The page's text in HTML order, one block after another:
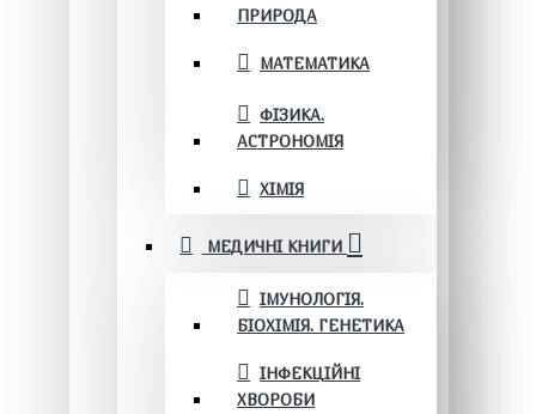
ПРИРОДА
МАТЕМАТИКА
ФІЗИКА.
АСТРОНОМІЯ
ХІМІЯ
МЕДИЧНІ КНИГИ
ІМУНОЛОГІЯ.
БІОХІМІЯ. ГЕНЕТИКА
ІНФЕКЦІЙНІ
ХВОРОБИ